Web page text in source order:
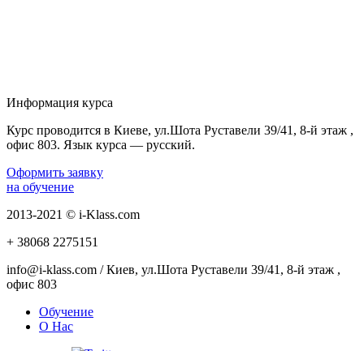
Информация курса
Курс проводится в Киеве, ул.Шота Руставели 39/41, 8-й этаж ,
офис 803. Язык курса — русский.
Оформить заявку
на обучение
2013-2021 © i-Klass.com
+ 38068 2275151
info@i-klass.com / Киев, ул.Шота Руставели 39/41, 8-й этаж ,
офис 803
Обучение
О Нас